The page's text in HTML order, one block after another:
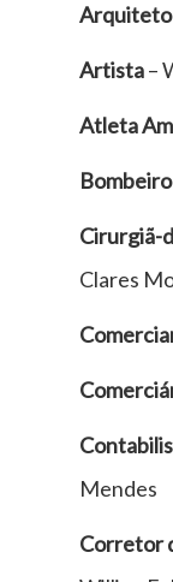
Arquiteto
Artista–
Atleta
Bombeiro
Cirurgiã-
Clares
Mendes
Corretor